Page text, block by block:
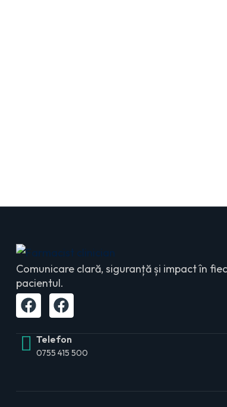
Comunicare clară, siguranță și impact în
pacientul.
Telefon
0755 415 500